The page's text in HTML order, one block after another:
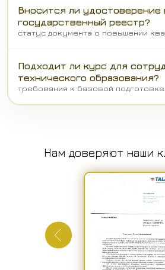
Вносится ли удостоверение
государственный реестр?
статус документа о повышении
Подходит ли курс для
технического образования?
требования к базовой
Нам доверяют наши